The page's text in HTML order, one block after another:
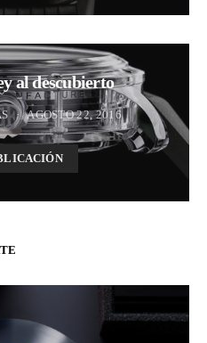
al descubierto
AGOSTO 22, 2016